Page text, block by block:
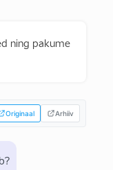
ning pakume
Originaal Arhiiv